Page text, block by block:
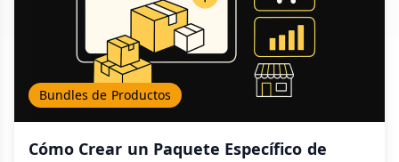
Bundles de Productos
Cómo Crear un Paquete Específico de